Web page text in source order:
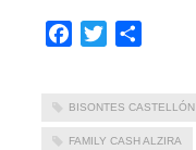
Facebook
Twitter
BISONTES CASTELLÓN
FAMILY CASH ALZIRA